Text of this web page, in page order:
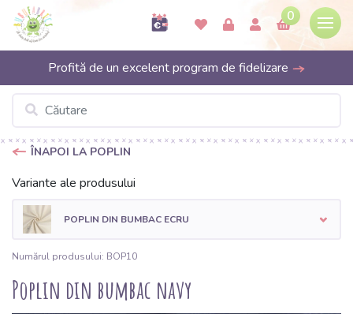
0
Profită de un excelent program de fidelizare
ÎNAPOI LA POPLIN
Variante ale produsului
POPLIN DIN BUMBAC ECRU
Numărul produsului: BOP10
Poplin din bumbac navy